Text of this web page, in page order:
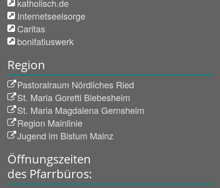
katholisch.de
Internetseelsorge
Caritas
bonifatiuswerk
Region
Pastoralraum Nördliches Ried
St. Maria Goretti Biebesheim
St. Maria Magdalena Gernsheim
Region Mainlinie
Jugend im Bistum Mainz
Öffnungszeiten
des Pfarrbüros: